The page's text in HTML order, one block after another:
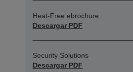
Heat-Free ebrochure
Descargar PDF
Security Solutions
Descargar PDF